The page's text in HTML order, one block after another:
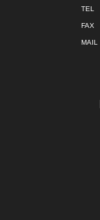
TEL
FAX
MAIL